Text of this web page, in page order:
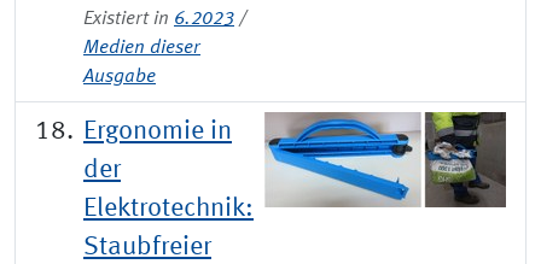
Existiert in 6.2023 /
Medien dieser
Ausgabe
Ergonomie in
der
Elektrotechnik:
Staubfreier